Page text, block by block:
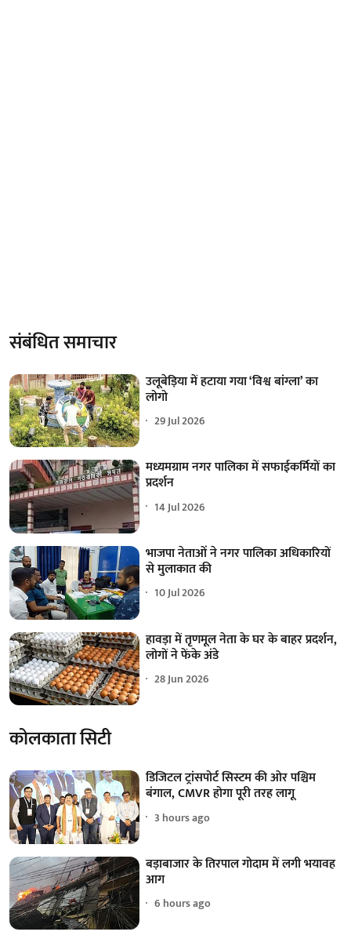
संबंधित समाचार
उलूबेड़िया में हटाया गया ‘विश्व बांग्ला’ का
लोगो
29 Jul 2026
मध्यमग्राम नगर पालिका में सफाईकर्मियों का
प्रदर्शन
14 Jul 2026
भाजपा नेताओं ने नगर पालिका अधिकारियों
से मुलाकात की
10 Jul 2026
हावड़ा में तृणमूल नेता के घर के बाहर प्रदर्शन,
लोगों ने फेंके अंडे
28 Jun 2026
कोलकाता सिटी
डिजिटल ट्रांसपोर्ट सिस्टम की ओर पश्चिम
बंगाल, CMVR होगा पूरी तरह लागू
3 hours ago
बड़ाबाजार के तिरपाल गोदाम में लगी भयावह
आग
6 hours ago